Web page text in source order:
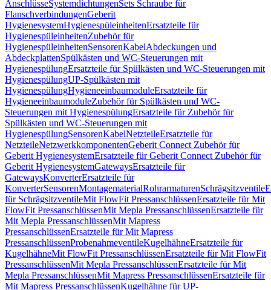
AnschlüsseSystemdichtungenSets Schraube für
FlanschverbindungenGeberit
HygienesystemHygienespüleinheitenErsatzteile für
HygienespüleinheitenZubehör für
HygienespüleinheitenSensorenKabelAbdeckungen und
AbdeckplattenSpülkästen und WC-Steuerungen mit
HygienespülungErsatzteile für Spülkästen und WC-Steuerungen mit
HygienespülungUP-Spülkästen mit
HygienespülungHygieneeinbaumoduleErsatzteile für
HygieneeinbaumoduleZubehör für Spülkästen und WC-
Steuerungen mit HygienespülungErsatzteile für Zubehör für
Spülkästen und WC-Steuerungen mit
HygienespülungSensorenKabelNetzteileErsatzteile für
NetzteileNetzwerkkomponentenGeberit Connect Zubehör für
Geberit HygienesystemErsatzteile für Geberit Connect Zubehör für
Geberit HygienesystemGatewaysErsatzteile für
GatewaysKonverterErsatzteile für
KonverterSensorenMontagematerialRohrarmaturenSchrägsitzventile
für SchrägsitzventileMit FlowFit PressanschlüssenErsatzteile für Mit
FlowFit PressanschlüssenMit Mepla PressanschlüssenErsatzteile für
Mit Mepla PressanschlüssenMit Mapress
PressanschlüssenErsatzteile für Mit Mapress
PressanschlüssenProbenahmeventileKugelhähneErsatzteile für
KugelhähneMit FlowFit PressanschlüssenErsatzteile für Mit FlowFit
PressanschlüssenMit Mepla PressanschlüssenErsatzteile für Mit
Mepla PressanschlüssenMit Mapress PressanschlüssenErsatzteile für
Mit Mapress PressanschlüssenKugelhähne für UP-